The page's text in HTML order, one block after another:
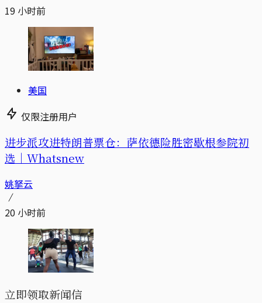
19 小时前
美国
仅限注册用户
进步派攻进特朗普票仓：萨依德险胜密歇根参院初
选｜Whatsnew
姚拏云
20 小时前
立即领取新闻信